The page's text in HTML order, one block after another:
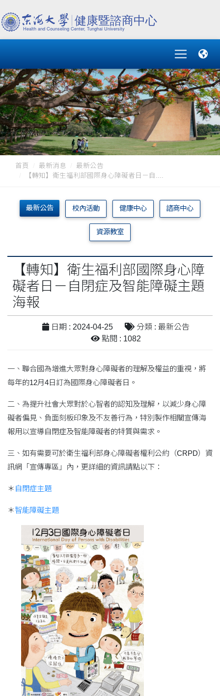
首頁 最新消息
最新公告
【轉知】衛生福利部國際身心障礙者日－自....
最新公告 校內活動 健康中心 諮商中心
資源教室
【轉知】衛生福利部國際身心障
礙者日－自閉症及智能障礙主題
海報
日期 : 2024-04-25
分類 : 最新公告
點閱 : 1082
一、聯合國為增進大眾對身心障礙者的理解及權益的重視，將
每年的12月4日訂為國際身心障礙者日。
二、為提升社會大眾對於心智者的認知及理解，以減少身心障
礙者偏見、負面刻板印象及不友善行為，特別製作相關宣傳海
報用以宣導自閉症及智能障礙者的特質與需求。
三、如有需要可於衛生福利部身心障礙者權利公約（CRPD）資
訊網「宣傳專區」內，更詳細的資訊請點以下：
＊ 自閉症主題
＊智能障礙主題